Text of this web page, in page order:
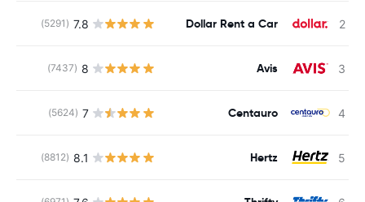
Dollar Rent a Car
7.8
(5291)
Avis
8
(7437)
Centauro
7
(5624)
Hertz
8.1
(8812)